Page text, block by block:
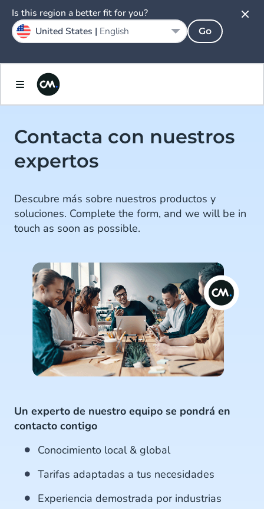
Contacta con nuestros
expertos
Descubre más sobre nuestros productos y
soluciones. Complete the form, and we will be in
touch as soon as possible.
Un experto de nuestro equipo se pondrá en
contacto contigo
Conocimiento local & global
Tarifas adaptadas a tus necesidades
Experiencia demostrada por industrias
Is this region a better fit for you?
United States | English Go